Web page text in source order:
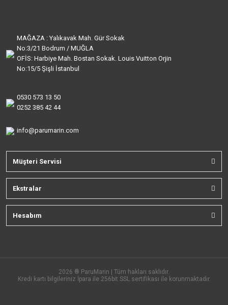
MAĞAZA : Yalıkavak Mah. Gür Sokak
No:3/21 Bodrum / MUĞLA
OFİS: Harbiye Mah. Bostan Sokak. Louis Vuitton Orjin
No:15/5 Şişli İstanbul
0530 573 13 50
0252 385 42 44
info@parumarin.com
Müşteri Servisi
Ekstralar
Hesabım
2026 ® ParuMarin | Tüm hakları saklıdır.
Kredi kartı bilgileriniz İpara ile 256bit SSL sertifikası ile korunmaktadır.